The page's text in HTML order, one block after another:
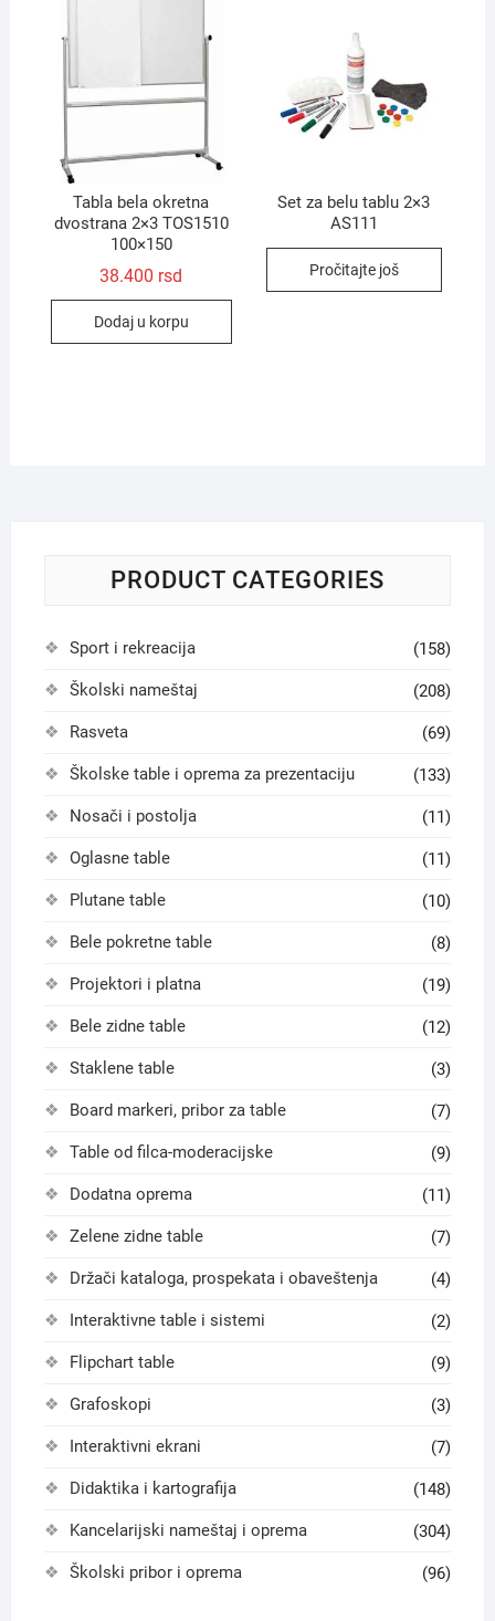
Tabla bela okretna
dvostrana 2×3 TOS1510
100×150
38.400 rsd
Dodaj u korpu
Set za belu tablu 2×3
AS111
Pročitajte još
PRODUCT CATEGORIES
Sport i rekreacija (158)
Školski nameštaj (208)
Rasveta (69)
Školske table i oprema za prezentaciju (133)
Nosači i postolja (11)
Oglasne table (11)
Plutane table (10)
Bele pokretne table (8)
Projektori i platna (19)
Bele zidne table (12)
Staklene table (3)
Board markeri, pribor za table (7)
Table od filca-moderacijske (9)
Dodatna oprema (11)
Zelene zidne table (7)
Držači kataloga, prospekata i obaveštenja (4)
Interaktivne table i sistemi (2)
Flipchart table (9)
Grafoskopi (3)
Interaktivni ekrani (7)
Didaktika i kartografija (148)
Kancelarijski nameštaj i oprema (304)
Školski pribor i oprema (96)